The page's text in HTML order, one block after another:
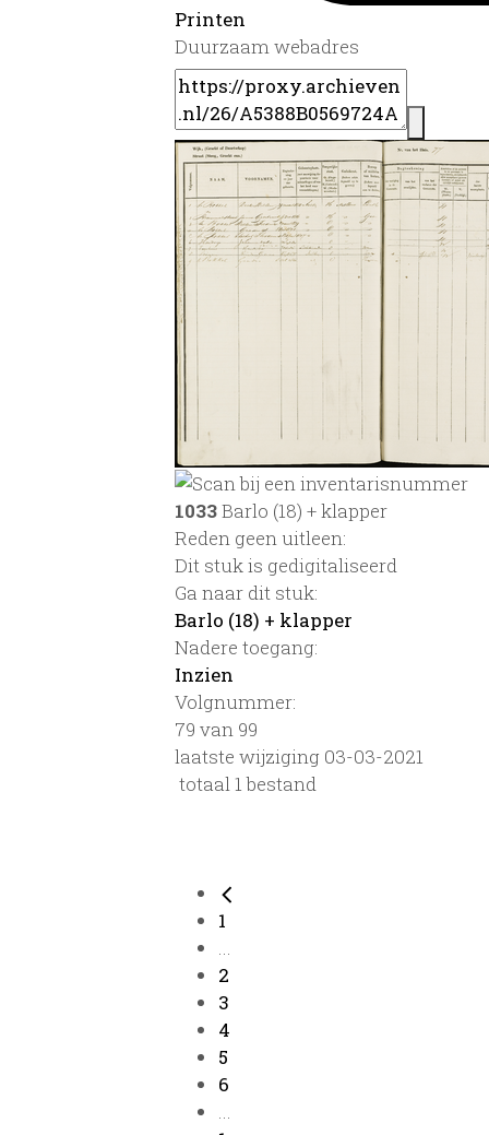
Printen
Duurzaam webadres
1033Barlo (18) + klapper
Reden geen uitleen:
Dit stuk is gedigitaliseerd
Ga naar dit stuk:
Barlo (18) + klapper
Nadere toegang:
Inzien
Volgnummer:
79 van 99
laatste wijziging 03-03-2021
totaal 1 bestand
1
...
2
3
4
5
6
...